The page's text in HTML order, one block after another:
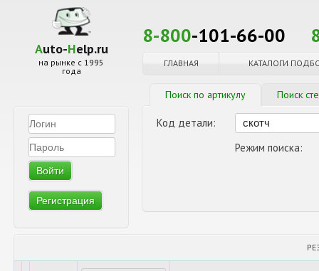
Auto-Help.ru
на рынке с 1995
года
Регистрация
8-800-101-66-00
ГЛАВНАЯ КАТАЛОГИ
Поиск по артикулу Поиск
Код детали:
Режим поиска: